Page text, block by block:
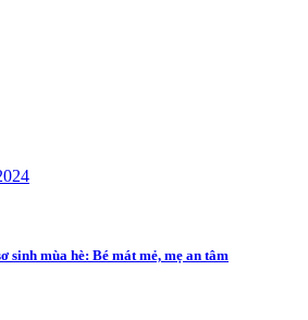
sinh mùa hè: Bé mát mẻ, mẹ an tâm